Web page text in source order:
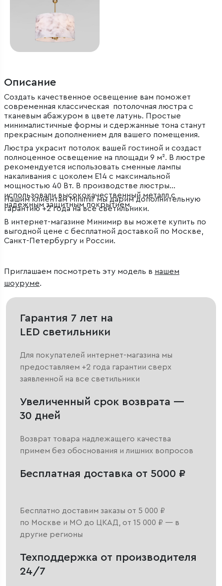
Описание
Создать качественное освещение вам поможет
современная классическая потолочная люстра с
тканевым абажуром в цвете латунь. Простые
минималистичные формы и сдержанные тона станут
прекрасным дополнением для вашего помещения.
Люстра украсит потолок вашей гостиной и создаст
полноценное освещение на площади 9 м². В люстре
рекомендуется использовать сменные лампы
накаливания с цоколем Е14 с максимальной
мощностью 40 Вт. В производстве люстры
использовали высококачественный металл с
надежным защитным покрытием.
Нашим клиентам Minimir мы дарим дополнительную
гарантию +2 года на все светильники.
В интернет-магазине Минимир вы можете купить по
выгодной цене с бесплатной доставкой по Москве,
Санкт-Петербургу и России.
Приглашаем посмотреть эту модель в нашем
шоуруме.
Гарантия 7 лет на
LED светильники
Для покупателей интернет-магазина мы
предоставляем +2 года гарантии сверх
заявленной на все светильники
Увеличенный срок возврата —
30 дней
Возврат товара надлежащего качества
примем без обоснования и лишних вопросов
Бесплатная доставка от 5000 ₽
Бесплатно доставим заказы от 5 000 ₽
по Москве и МО до ЦКАД, от 15 000 ₽ — в
другие регионы
Техподдержка от производителя
24/7